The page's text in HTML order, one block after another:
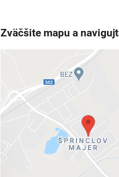
Zväčšite mapu a
Externý obsah je
Prajete si načítať externý
Povoliť tentokrát
Povoliť a zapamätať - súhlas